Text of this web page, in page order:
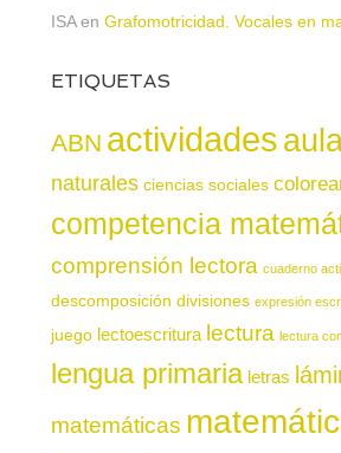
ISAen Grafomotricidad. Vocales en
ETIQUETAS
ABN actividades
naturales ciencias sociales
competencia
comprensión lectora cuaderno
descomposición divisiones expresión
juego lectoescritura lectura lectura
lengua primaria letras
matemáticas